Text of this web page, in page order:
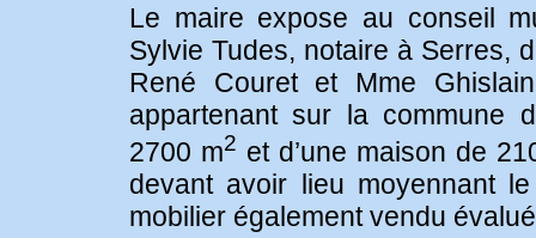
Le maire expose au conseil
Sylvie Tudes, notaire à Serres,
René Couret et Mme
appartenant sur la commune
2700 m2 et d’une maison de
devant avoir lieu moyennant
mobilier également vendu